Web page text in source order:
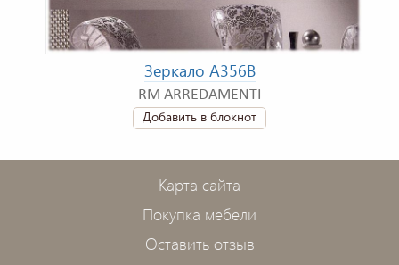
Зеркало A356B
RM ARREDAMENTI
Добавить в блокнот
Карта сайта
Покупка мебели
Оставить отзыв